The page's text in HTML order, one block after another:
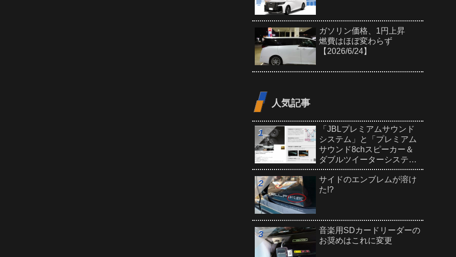
ガソリン価格、1円上昇
燃費はほぼ変わらず
【2026/6/24】
人気記事
「JBLプレミアムサウンド
システム」と「プレミアム
サウンド8chスピーカー＆
ダブルツイーターシステ
ム」どっちがいい?
サイドのエンブレムが溶け
た!?
音楽用SDカードリーダーの
お奨めはこれに変更